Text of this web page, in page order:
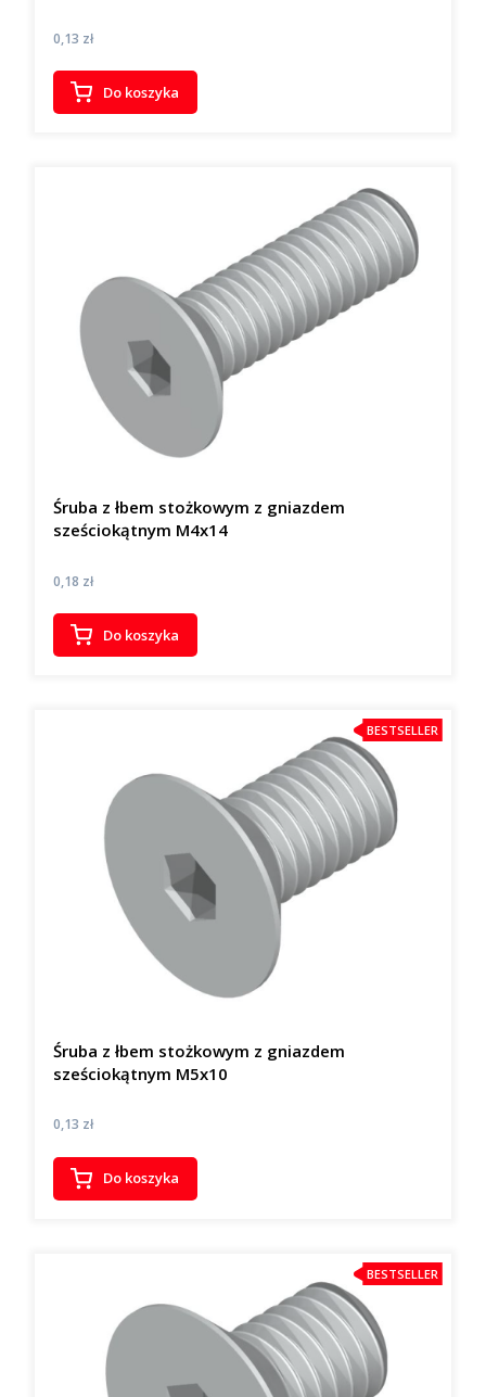
Cena
0,13 zł
Do koszyka
Śruba z łbem stożkowym z gniazdem
sześciokątnym M4x14
Cena
0,18 zł
Do koszyka
BESTSELLER
Śruba z łbem stożkowym z gniazdem
sześciokątnym M5x10
Cena
0,13 zł
Do koszyka
BESTSELLER